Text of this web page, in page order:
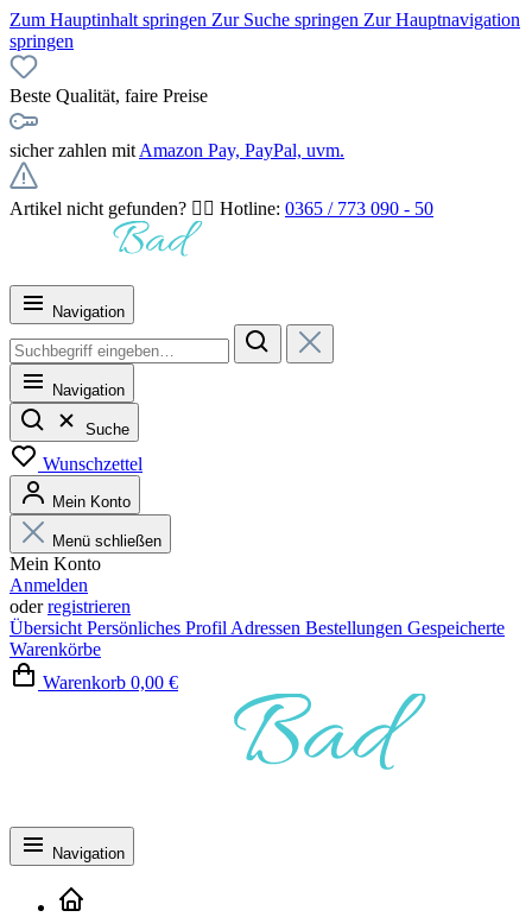
Zum Hauptinhalt springen Zur Suche springen Zur Hauptnavigation
springen
Beste Qualität, faire Preise
sicher zahlen mit Amazon Pay, PayPal, uvm.
Artikel nicht gefunden? 👉🏻 Hotline: 0365 / 773 090 - 50
Navigation
Navigation
Suche
Wunschzettel
Mein Konto
Menü schließen
Mein Konto
Anmelden
oderregistrieren
Übersicht Persönliches Profil Adressen Bestellungen Gespeicherte
Warenkörbe
Warenkorb 0,00 €
Navigation